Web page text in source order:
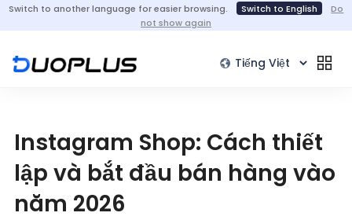
Switch to another language for easier browsing. Switch to English
Do
not show again
Instagram Shop: Cách thiết
lập và bắt đầu bán hàng vào
năm 2026